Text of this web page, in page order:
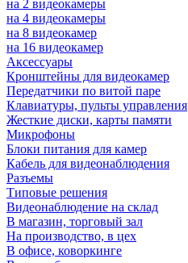
на 2 видеокамеры
на 4 видеокамеры
на 8 видеокамер
на 16 видеокамер
Аксессуары
Кронштейны для видеокамер
Передатчики по витой паре
Клавиатуры, пульты управления
Жесткие диски, карты памяти
Микрофоны
Блоки питания для камер
Кабель для видеонаблюдения
Разъемы
Типовые решения
Видеонаблюдение на склад
В магазин, торговый зал
На производство, в цех
В офисе, коворкинге